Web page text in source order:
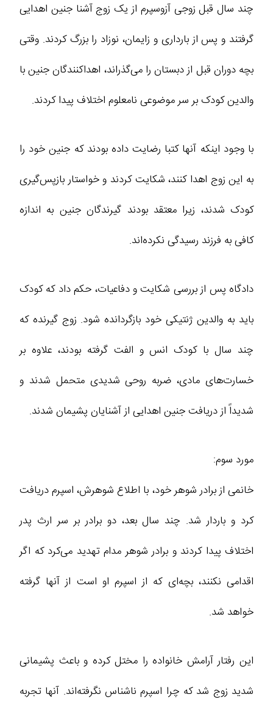
چند سال قبل زوجی آزوسپرم از یک زوج آشنا جنین اهدایی
گرفتند و پس از بارداری و زایمان، نوزاد را بزرگ کردند. وقتی
بچه دوران قبل از دبستان را می‌گذراند، اهداکنندگان جنین با
والدین کودک بر سر موضوعی نامعلوم اختلاف پیدا کردند.
با وجود اینکه آنها کتبا رضایت داده بودند که جنین خود را
به این زوج اهدا کنند، شکایت کردند و خواستار بازپس‌گیری
کودک شدند، زیرا معتقد بودند گیرندگان جنین به اندازه
کافی به فرزند رسیدگی نکرده‌اند.
دادگاه پس از بررسی شکایت و دفاعیات، حکم داد که کودک
باید به والدین ژنتیکی خود بازگردانده شود. زوج گیرنده که
چند سال با کودک انس و الفت گرفته بودند، علاوه بر
خسارت‌های مادی، ضربه روحی شدیدی متحمل شدند و
شدیداً از دریافت جنین اهدایی از آشنایان پشیمان شدند.
مورد سوم:
خانمی از برادر شوهر خود، با اطلاع شوهرش، اسپرم دریافت
کرد و باردار شد. چند سال بعد، دو برادر بر سر ارث پدر
اختلاف پیدا کردند و برادر شوهر مدام تهدید می‌کرد که اگر
اقدامی نکنند، بچه‌ای که از اسپرم او است از آنها گرفته
خواهد شد.
این رفتار آرامش خانواده را مختل کرده و باعث پشیمانی
شدید زوج شد که چرا اسپرم ناشناس نگرفته‌اند. آنها تجربه